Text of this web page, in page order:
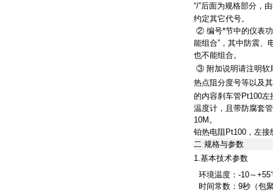
“/”后面为规格部分，
约定其它代号。
② 编号*节中的仪表功
能组合”，其中防震、
也不能组合。
③ 附加说明请注明软
热点阻分度号等以及
的内容刹车管Pt100左
温度计，且带防腐套
10M。
铂热电阻Pt100，左接
二 规格与参数
1.基本技术参数
环境温度：-10～
时间常数：9秒（包